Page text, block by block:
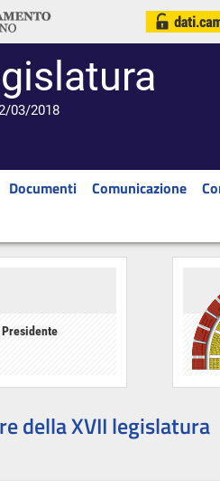
03/2018
Documenti Comunicazione
della XVII legislatura